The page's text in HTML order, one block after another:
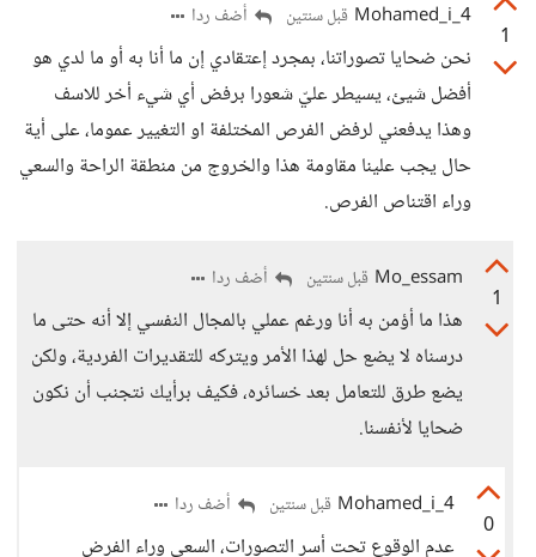
1
Mohamed_i_4 قبل سنتين أضف ردا
نحن ضحايا تصوراتنا، بمجرد إعتقادي إن ما أنا به أو ما لدي هو
أفضل شيئ، يسيطر عليّ شعورا برفض أي شيء أخر للاسف
وهذا يدفعني لرفض الفرص المختلفة او التغيير عموما، على أية
حال يجب علينا مقاومة هذا والخروج من منطقة الراحة والسعي
وراء اقتناص الفرص.
1
Mo_essam قبل سنتين أضف ردا
هذا ما أؤمن به أنا ورغم عملي بالمجال النفسي إلا أنه حتى ما
درسناه لا يضع حل لهذا الأمر ويتركه للتقديرات الفردية، ولكن
يضع طرق للتعامل بعد خسائره، فكيف برأيك نتجنب أن نكون
ضحايا لأنفسنا.
0
Mohamed_i_4 قبل سنتين أضف ردا
عدم الوقوع تحت أسر التصورات، السعي وراء الفرض